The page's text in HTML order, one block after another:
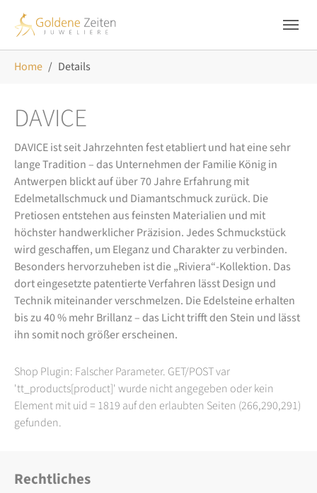
Home Details
DAVICE
DAVICE ist seit Jahrzehnten fest etabliert und hat eine sehr
lange Tradition – das Unternehmen der Familie König in
Antwerpen blickt auf über 70 Jahre Erfahrung mit
Edelmetallschmuck und Diamantschmuck zurück. Die
Pretiosen entstehen aus feinsten Materialien und mit
höchster handwerklicher Präzision. Jedes Schmuckstück
wird geschaffen, um Eleganz und Charakter zu verbinden.
Besonders hervorzuheben ist die „Riviera“-Kollektion. Das
dort eingesetzte patentierte Verfahren lässt Design und
Technik miteinander verschmelzen. Die Edelsteine erhalten
bis zu 40 % mehr Brillanz – das Licht trifft den Stein und lässt
ihn somit noch größer erscheinen.
Shop Plugin: Falscher Parameter. GET/POST var
'tt_products[product]' wurde nicht angegeben oder kein
Element mit uid = 1819 auf den erlaubten Seiten (266,290,291)
gefunden.
Rechtliches